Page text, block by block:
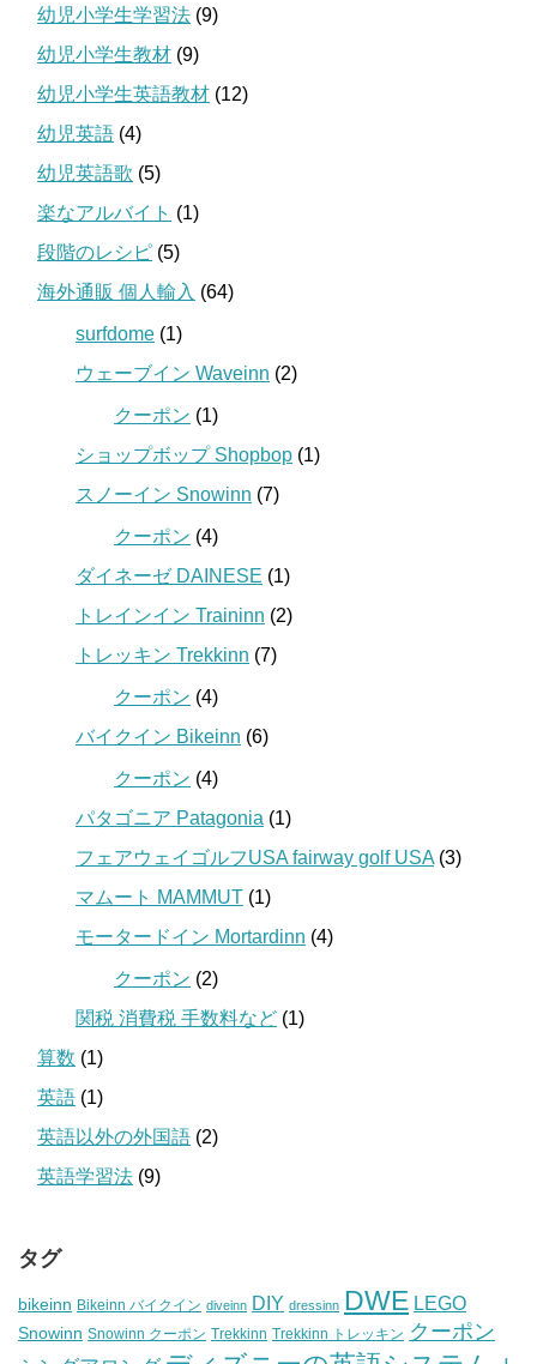
幼児小学生学習法 (9)
幼児小学生教材 (9)
幼児小学生英語教材 (12)
幼児英語 (4)
幼児英語歌 (5)
楽なアルバイト (1)
段階のレシピ (5)
海外通販 個人輸入 (64)
surfdome (1)
ウェーブイン Waveinn (2)
クーポン (1)
ショップボップ Shopbop (1)
スノーイン Snowinn (7)
クーポン (4)
ダイネーゼ DAINESE (1)
トレインイン Traininn (2)
トレッキン Trekkinn (7)
クーポン (4)
バイクイン Bikeinn (6)
クーポン (4)
パタゴニア Patagonia (1)
フェアウェイゴルフUSA fairway golf USA (3)
マムート MAMMUT (1)
モータードイン Mortardinn (4)
クーポン (2)
関税 消費税 手数料など (1)
算数 (1)
英語 (1)
英語以外の外国語 (2)
英語学習法 (9)
タグ
bikeinn Bikeinn バイクイン diveinn DIY dressinn DWE LEGO
Snowinn Snowinn クーポン Trekkinn Trekkinn トレッキン クーポン